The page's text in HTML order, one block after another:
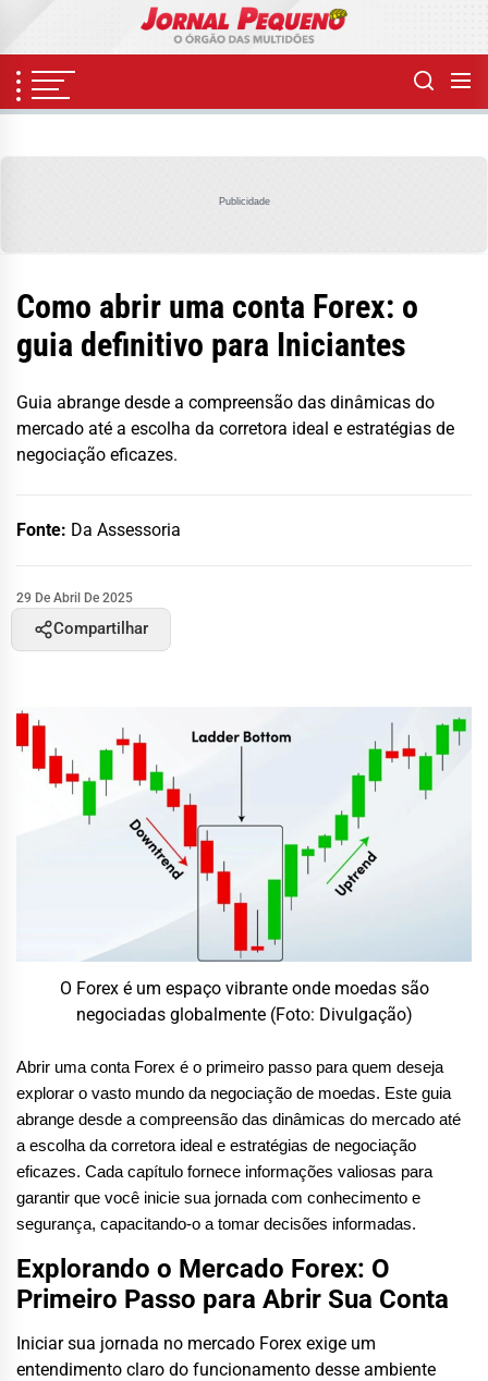
content
Publicidade
Como abrir uma conta Forex: o
guia definitivo para Iniciantes
Guia abrange desde a compreensão das dinâmicas do
mercado até a escolha da corretora ideal e estratégias de
negociação eficazes.
Fonte: Da Assessoria
29 De Abril De 2025
Compartilhar
O Forex é um espaço vibrante onde moedas são
negociadas globalmente (Foto: Divulgação)
Abrir uma conta Forex é o primeiro passo para quem deseja
explorar o vasto mundo da negociação de moedas. Este guia
abrange desde a compreensão das dinâmicas do mercado até
a escolha da corretora ideal e estratégias de negociação
eficazes. Cada capítulo fornece informações valiosas para
garantir que você inicie sua jornada com conhecimento e
segurança, capacitando-o a tomar decisões informadas.
Explorando o Mercado Forex: O
Primeiro Passo para Abrir Sua Conta
Iniciar sua jornada no mercado Forex exige um
entendimento claro do funcionamento desse ambiente